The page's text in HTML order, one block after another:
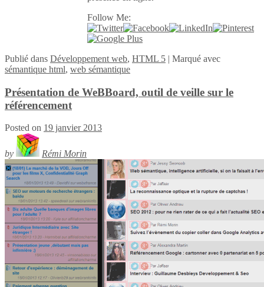
Follow Me:
Publié dans Développement web, HTML 5 | Marqué avec
sémantique html, web sémantique
Présentation de WeBBoard, outil de veille sur le
référencement
Posted on 19 janvier 2013
by Rémi Morin